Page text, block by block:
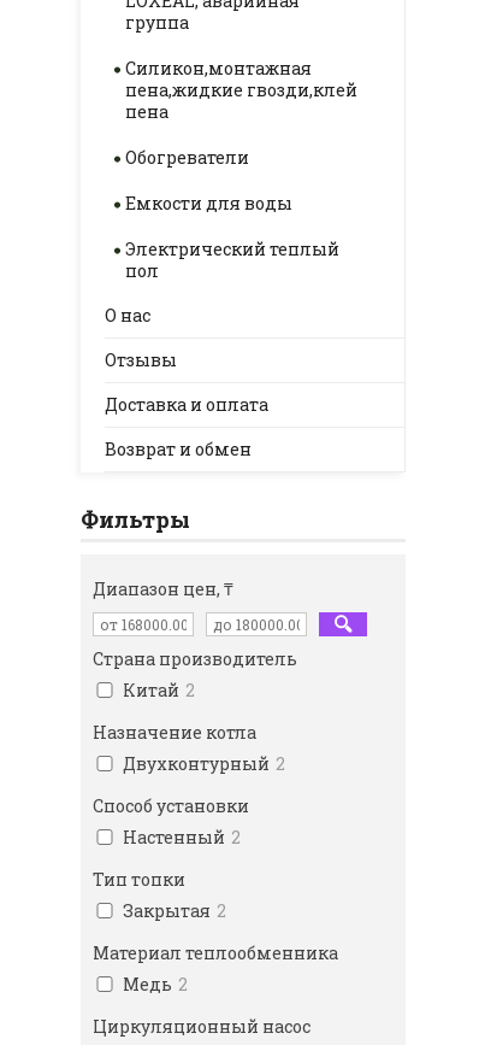
группа
Силикон,монтажная
пена,жидкие гвозди,клей
пена
Обогреватели
Емкости для воды
Электрический теплый
пол
О нас
Отзывы
Доставка и оплата
Возврат и обмен
Фильтры
Диапазон цен, ₸
Страна производитель
Китай 2
Назначение котла
Двухконтурный 2
Способ установки
Настенный 2
Тип топки
Закрытая 2
Материал теплообменника
Медь 2
Циркуляционный насос